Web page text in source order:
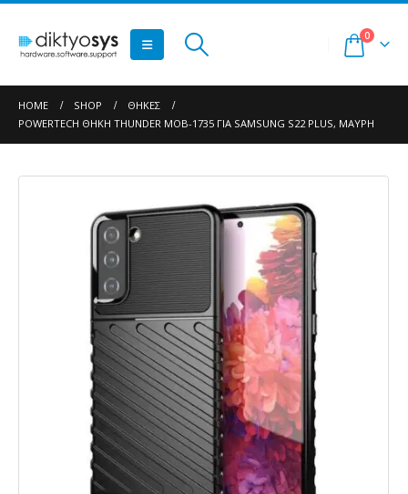
0
HOME SHOP
ΘΉΚΕΣ
POWERTECH ΘΉΚΗ THUNDER MOB-1735 ΓΙΑ SAMSUNG S22 PLUS, ΜΑΎΡΗ